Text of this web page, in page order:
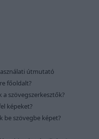
útmutató
főoldalt?
szövegszerkesztők?
képeket?
be szövegbe képet?